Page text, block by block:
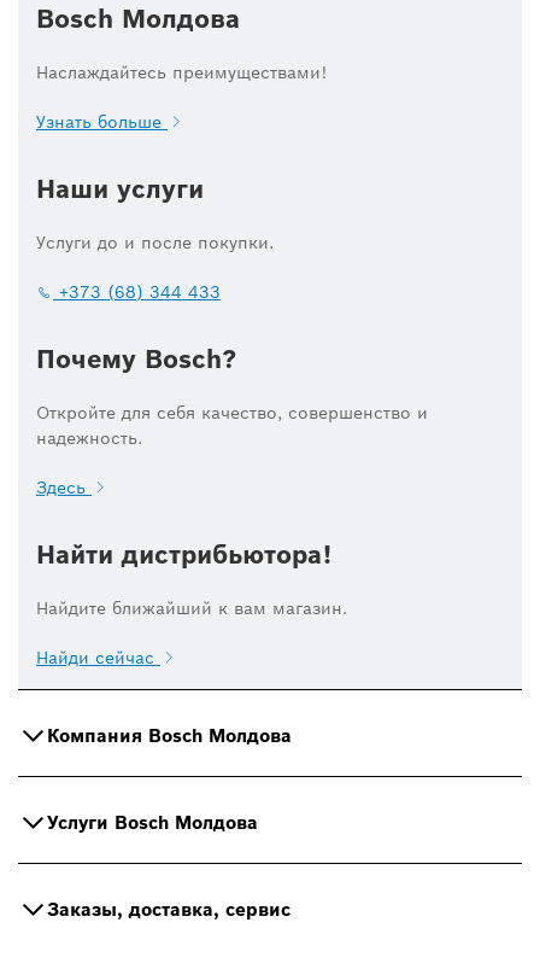
Bosch Молдова
Наслаждайтесь преимуществами!
Узнать больше
Наши услуги
Услуги до и после покупки.
+373 (68) 344 433
Почему Bosch?
Откройте для себя качество, совершенство и
надежность.
Здесь
Найти дистрибьютора!
Найдите ближайший к вам магазин.
Найди сейчас
Компания Bosch Молдова
Услуги Bosch Молдова
Заказы, доставка, сервис